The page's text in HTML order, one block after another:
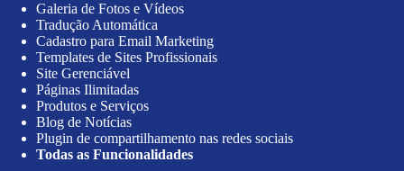
Galeria de Fotos e Vídeos
Tradução Automática
Cadastro para Email Marketing
Templates de Sites Profissionais
Site Gerenciável
Páginas Ilimitadas
Produtos e Serviços
Blog de Notícias
Plugin de compartilhamento nas redes sociais
Todas as Funcionalidades